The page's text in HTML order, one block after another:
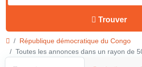
Trouver
République démocratique du Congo
Toutes les annonces dans un rayon de